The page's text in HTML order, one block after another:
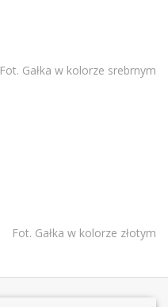
Fot. Gałka w kolorze srebrnym
Fot. Gałka w kolorze złotym